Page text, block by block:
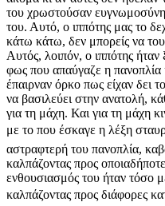
του χρωστούσαν
του. Αυτό, ο ιππότης μας το
κάτω κάτω, δεν μπορείς να
Αυτός, λοιπόν, ο ιππότης
φως που απαύγαζε η πανοπλία
έπαιρναν όρκο πως είχαν δει
να βασιλεύει στην ανατολή,
για τη μάχη. Και για τη μάχη
με το που έσκαγε η λέξη
αστραφτερή του πανοπλία,
καλπάζοντας προς
ενθουσιασμός του ήταν τόσο
καλπάζοντας προς διάφορες